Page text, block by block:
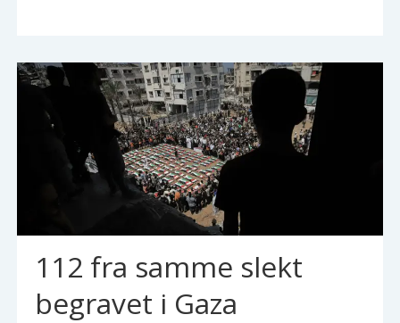
112 fra samme slekt
begravet i Gaza